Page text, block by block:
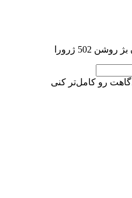
502 ژرورا
رو کامل‌تر کنی